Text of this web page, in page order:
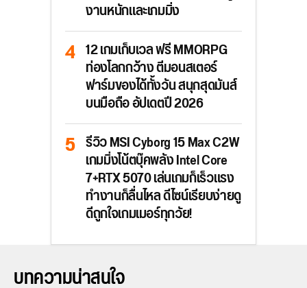
งานหนักและเกมมิ่ง
12 เกมเก็บเวล ฟรี MMORPG
ท่องโลกกว้าง ตีมอนสเตอร์
ฟาร์มของได้ทั้งวัน สนุกสุดมันส์
บนมือถือ อัปเดตปี 2026
รีวิว MSI Cyborg 15 Max C2W
เกมมิ่งโน้ตบุ๊คพลัง Intel Core
7+RTX 5070 เล่นเกมก็เร็วแรง
ทำงานก็ลื่นไหล ดีไซน์เรียบง่ายดู
ดีถูกใจเกมเมอร์ทุกวัย!
บทความน่าสนใจ